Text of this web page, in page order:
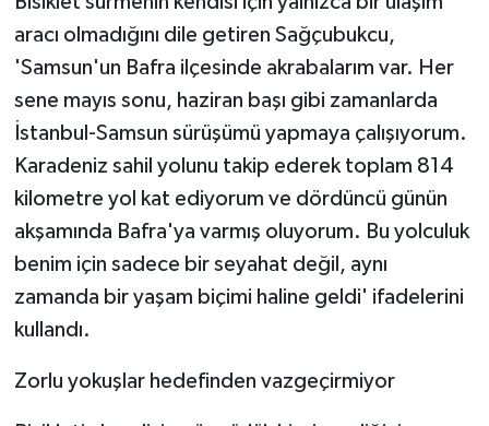
aracı olmadığını dile getiren Sağçubukcu,
'Samsun'un Bafra ilçesinde akrabalarım var. Her
sene mayıs sonu, haziran başı gibi zamanlarda
İstanbul-Samsun sürüşümü yapmaya çalışıyorum.
Karadeniz sahil yolunu takip ederek toplam 814
kilometre yol kat ediyorum ve dördüncü günün
akşamında Bafra'ya varmış oluyorum. Bu yolculuk
benim için sadece bir seyahat değil, aynı
zamanda bir yaşam biçimi haline geldi' ifadelerini
kullandı.
Zorlu yokuşlar hedefinden vazgeçirmiyor